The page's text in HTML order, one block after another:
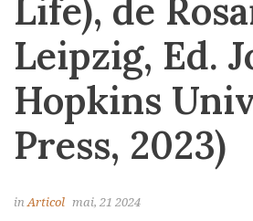
Life), de
Leipzig, Ed.
Hopkins
Press, 2023)
inArticol mai, 21 2024